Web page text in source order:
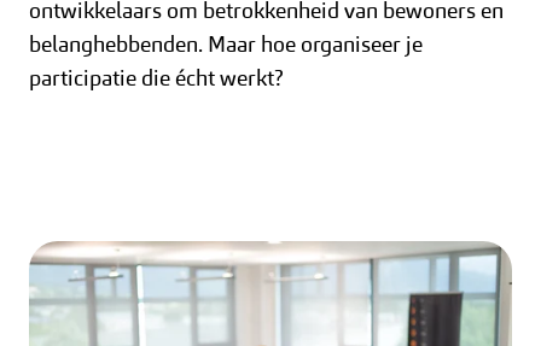
ontwikkelaars om betrokkenheid van bewoners en
belanghebbenden. Maar hoe organiseer je
participatie die écht werkt?